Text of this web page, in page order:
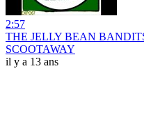
2:57
THE JELLY BEAN
SCOOTAWAY
il y a 13 ans